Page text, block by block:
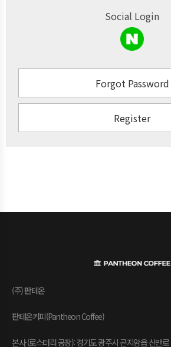
Social Login
Forgot Password
Register
(주) 판테온
판테온커피(Pantheon Coffee)
본사 (로스터리 공장): 경기도 광주시 곤지암읍 신만